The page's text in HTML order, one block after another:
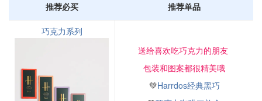
推荐必买 推荐单品
巧克力系列
送给喜欢吃巧克力的朋友
包装和图案都很精美哦
💚Harrdos经典黑巧